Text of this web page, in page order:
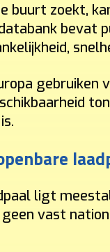
buurt zoekt,
bevat
ligt
vast